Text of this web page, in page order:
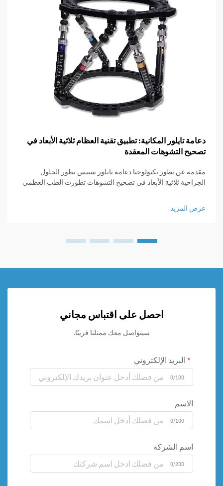
دعامة تايلور المكانية: تطبيق تقنية العظام ثلاثية الأبعاد في
تصحيح التشوهات المعقدة
مقدمة عن تطور تكنولوجيا دعامة تايلور سبيس تطور الحلول
الجراحية ثلاثية الأبعاد في تصحيح التشوهات تطورت الطب العظمي
وعدم التحكم الكبير في النتائج. في الماضي...
عرض المزيد
احصل على اقتباس مجاني
سيتواصل معك ممثلنا قريبًا.
البريد الإلكتروني
0/100
الاسم
0/100
اسم الشركة
0/200